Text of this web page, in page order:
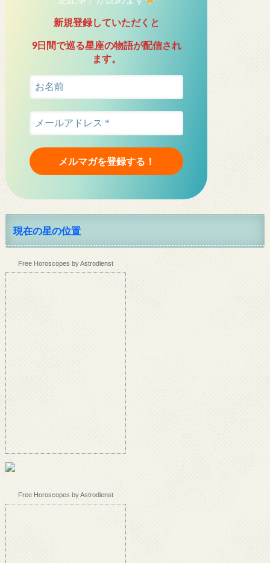
新規登録していただくと
9日間で巡る星座の物語が配信され
ます。
現在の星の位置
Free Horoscopes by Astrodienst
Free Horoscopes by Astrodienst